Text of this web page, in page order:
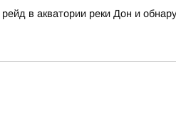
в акватории реки Дон и